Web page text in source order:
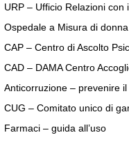
URP – Ufficio Relazioni con
Ospedale a Misura di donna
CAP – Centro di Ascolto
CAD – DAMA Centro
Anticorruzione – prevenire
CUG – Comitato unico di
Farmaci – guida all’uso